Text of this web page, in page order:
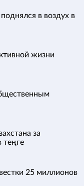
в воздух в
жизни
за
теңге
25 миллионов